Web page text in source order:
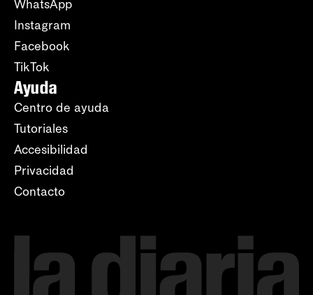
WhatsApp
Instagram
Facebook
TikTok
Ayuda
Centro de ayuda
Tutoriales
Accesibilidad
Privacidad
Contacto